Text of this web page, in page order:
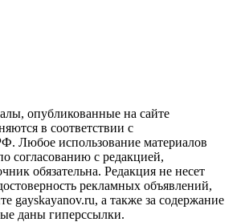
опубликованные на сайте
в соответствии с
Любое использование материалов
согласованию с редакцией,
обязательна. Редакция не несет
рекламных объявлений,
gayskayanov.ru, а также за содержание
даны гиперссылки.